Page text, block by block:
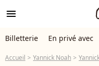
menu
Billetterie En privé avec
Accueil Yannick Noah Yannick